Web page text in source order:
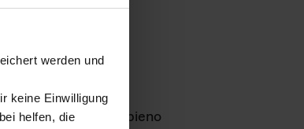
werden und
keine Einwilligung
helfen, die
e rimangono in pieno